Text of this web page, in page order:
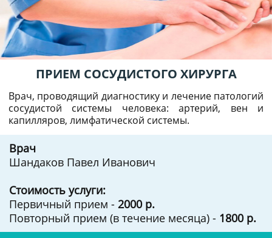
ПРИЕМ СОСУДИСТОГО ХИРУРГА
Врач, проводящий диагностику и лечение патологий
сосудистой системы человека: артерий, вен и
капилляров, лимфатической системы.
Врач
Шандаков Павел Иванович
Стоимость услуги:
Первичный прием - 2000 р.
Повторный прием (в течение месяца) - 1800 р.